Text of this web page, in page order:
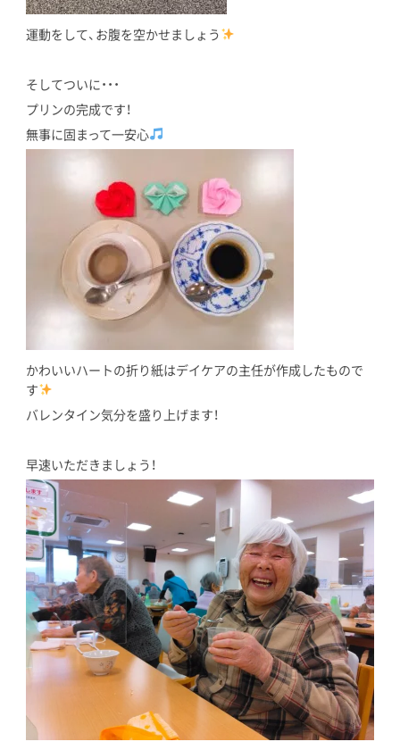
運動をして、お腹を空かせましょう
そしてついに・・・
プリンの完成です！
無事に固まって一安心
かわいいハートの折り紙はデイケアの主任が作成したもので
す
バレンタイン気分を盛り上げます！
早速いただきましょう！